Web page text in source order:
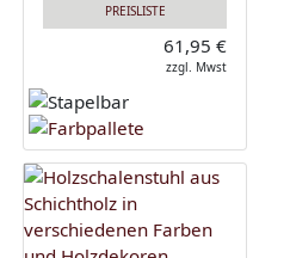
PREISLISTE
61,95 €
zzgl. Mwst